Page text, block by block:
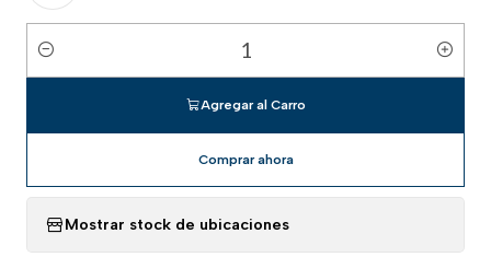
Cantidad
Agregar al Carro
Comprar ahora
Mostrar stock de ubicaciones